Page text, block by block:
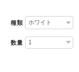
種類
数量